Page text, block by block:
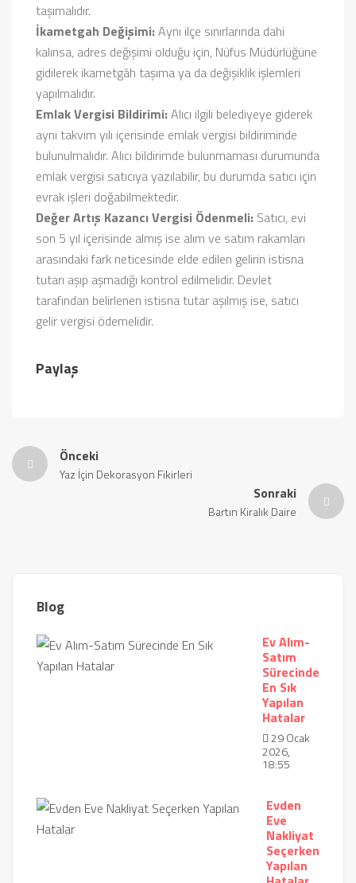
taşımalıdır.
İkametgah Değişimi:Aynı ilçe sınırlarında dahi
kalınsa, adres değişimi olduğu için, Nüfus Müdürlüğüne
gidilerek ikametgâh taşıma ya da değişiklik işlemleri
yapılmalıdır.
Emlak Vergisi Bildirimi:Alıcı ilgili belediyeye giderek
aynı takvim yılı içerisinde emlak vergisi bildiriminde
bulunulmalıdır. Alıcı bildirimde bulunmaması durumunda
emlak vergisi satıcıya yazılabilir, bu durumda satıcı için
evrak işleri doğabilmektedir.
Değer Artış Kazancı Vergisi Ödenmeli: Satıcı, evi
son 5 yıl içerisinde almış ise alım ve satım rakamları
arasındaki fark neticesinde elde edilen gelirin istisna
tutarı aşıp aşmadığı kontrol edilmelidir. Devlet
tarafından belirlenen istisna tutar aşılmış ise, satıcı
gelir vergisi ödemelidir.
Paylaş
Önceki
Yaz İçin Dekorasyon Fikirleri
Sonraki
Bartın Kiralık Daire
Blog
Ev Alım-
Satım
Sürecinde
En Sık
Yapılan
Hatalar
29 Ocak
2026,
18:55
Evden
Eve
Nakliyat
Seçerken
Yapılan